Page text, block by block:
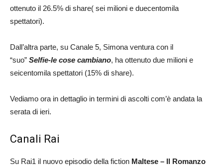
ottenuto il 26.5% di share( sei milioni e duecentomila
spettatori).
Dall’altra parte, su Canale 5, Simona ventura con il
“suo” Selfie-le cose cambiano, ha ottenuto due milioni e
seicentomila spettatori (15% di share).
Vediamo ora in dettaglio in termini di ascolti com’è andata la
serata di ieri.
Canali Rai
Su Rai1 il nuovo episodio della fiction Maltese – Il Romanzo